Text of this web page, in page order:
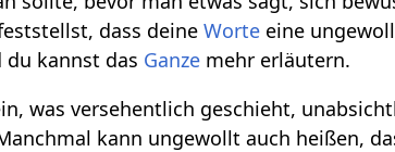
dass deineWorte eine
kannst das Ganze mehr erläutern.
was versehentlich geschieht,
kann ungewollt auch heißen,